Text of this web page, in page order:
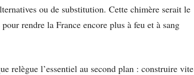
ou de substitution. Cette chimère serait le
rendre la France encore plus à feu et à sang
relègue l’essentiel au second plan : construire vite